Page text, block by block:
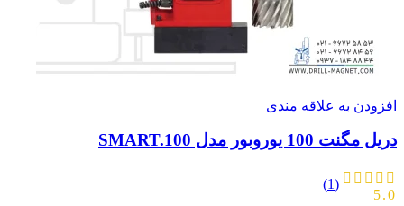
افزودن به علاقه مندی
دریل مگنت 100 یوروبور مدل SMART.100
5.0
(1)